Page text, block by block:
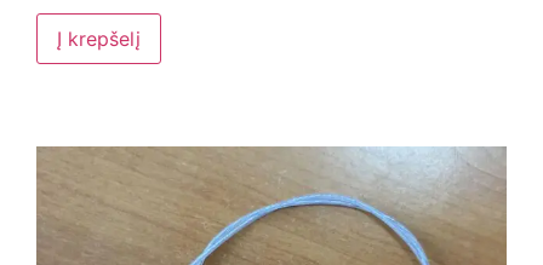
Į krepšelį